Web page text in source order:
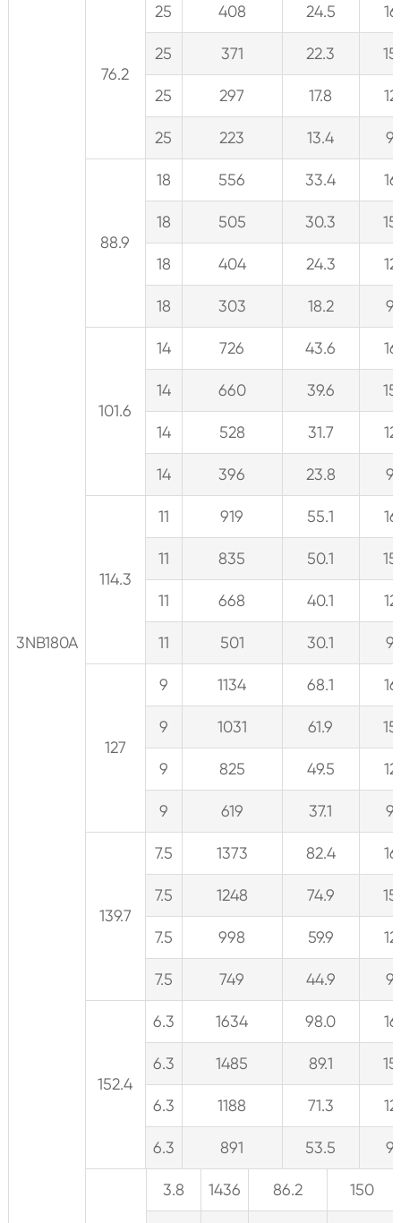
3NB180A
76.2
25 408 24.5
25 371 22.3
25 297 17.8
25 223 13.4
88.9
18 556 33.4
18 505 30.3
18 404 24.3
18 303 18.2
101.6
14 726 43.6
14 660 39.6
14 528 31.7
14 396 23.8
114.3
11 919 55.1
11 835 50.1
11 668 40.1
11 501 30.1
127
9 1134 68.1
9 1031 61.9
9 825 49.5
9 619 37.1
139.7
7.5 1373 82.4
7.5 1248 74.9
7.5 998 59.9
7.5 749 44.9
152.4
6.3 1634 98.0
6.3 1485 89.1
6.3 1188 71.3
6.3 891 53.5
3.8 1436 86.2 150